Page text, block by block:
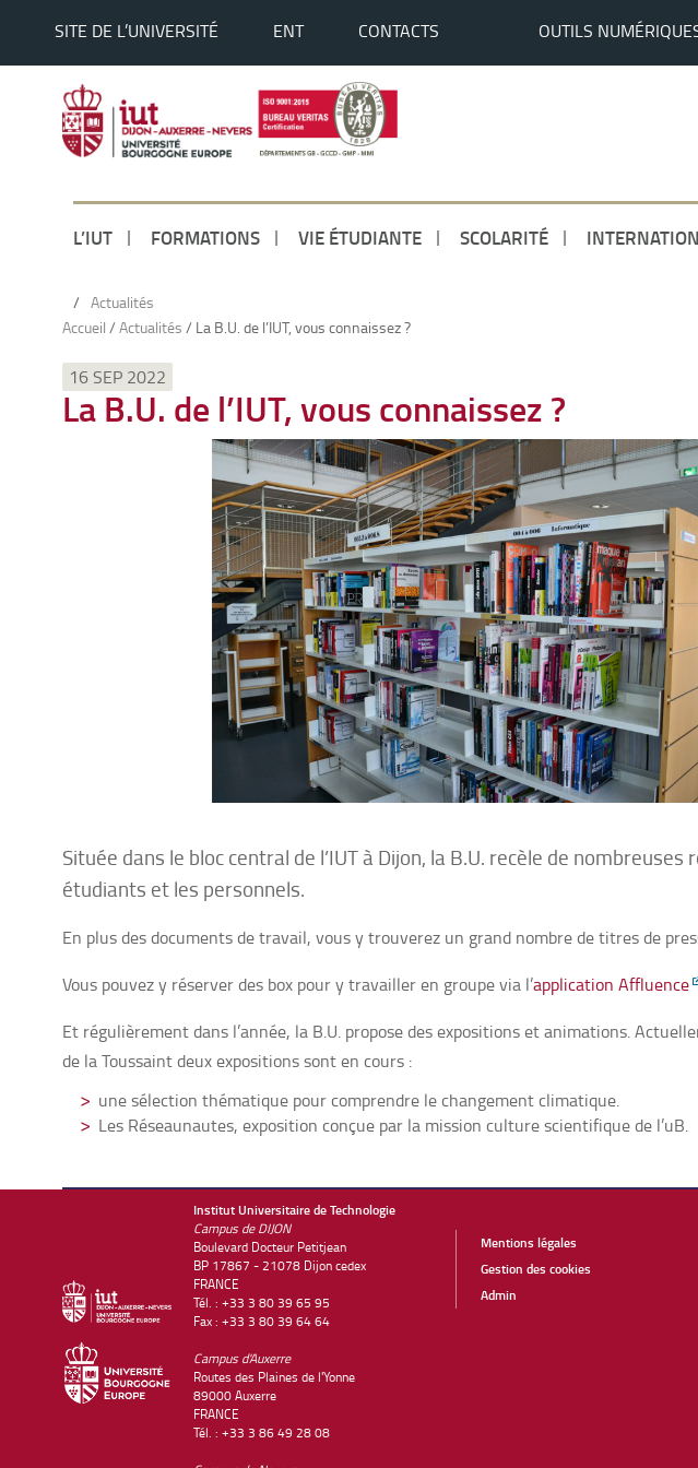
SITE DE L’UNIVERSITÉ ENT CONTACTS OUTILS
L’IUT FORMATIONS VIE ÉTUDIANTE SCOLARITÉ
/ Actualités
Accueil / Actualités / La B.U. de l’IUT, vous connaissez ?
16 SEP 2022
La B.U. de l’IUT, vous connaissez ?
Située dans le bloc central de l’IUT à Dijon, la B.U. recèle de nombreuses
étudiants et les personnels.
En plus des documents de travail, vous y trouverez un grand nombre de titres de
Vous pouvez y réserver des box pour y travailler en groupe via l’application Affluence
Et régulièrement dans l’année, la B.U. propose des expositions et animations.
de la Toussaint deux expositions sont en cours :
une sélection thématique pour comprendre le changement climatique.
Les Réseaunautes, exposition conçue par la mission culture scientifique de l’uB.
Institut Universitaire de Technologie
Campus de DIJON
Boulevard Docteur Petitjean
BP 17867 - 21078 Dijon cedex
FRANCE
Tél. : +33 3 80 39 65 95
Fax : +33 3 80 39 64 64
Campus d'Auxerre
Routes des Plaines de l'Yonne
89000 Auxerre
FRANCE
Tél. : +33 3 86 49 28 08
Mentions légales
Gestion des cookies
Admin